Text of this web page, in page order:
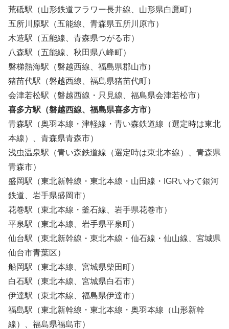
荒砥駅（山形鉄道フラワー長井線、山形県白鷹町）
五所川原駅（五能線、青森県五所川原市）
木造駅（五能線、青森県つがる市）
八森駅（五能線、秋田県八峰町）
磐梯熱海駅（磐越西線、福島県郡山市）
猪苗代駅（磐越西線、福島県猪苗代町）
会津若松駅（磐越西線・只見線、福島県会津若松市）
喜多方駅（磐越西線、福島県喜多方市）
青森駅（奥羽本線・津軽線・青い森鉄道線（選定時は東北
本線）、青森県青森市）
浅虫温泉駅（青い森鉄道線（選定時は東北本線）、青森県
青森市）
盛岡駅（東北新幹線・東北本線・山田線・IGRいわて銀河
鉄道、岩手県盛岡市）
花巻駅（東北本線・釜石線、岩手県花巻市）
平泉駅（東北本線、岩手県平泉町）
仙台駅（東北新幹線・東北本線・仙石線・仙山線、宮城県
仙台市青葉区）
船岡駅（東北本線、宮城県柴田町）
白石駅（東北本線、宮城県白石市）
伊達駅（東北本線、福島県伊達市）
福島駅（東北新幹線・東北本線・奥羽本線（山形新幹
線）、福島県福島市）